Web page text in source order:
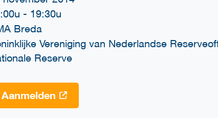
- 19:30u
Breda
Vereniging van Nederlandse
Reserve
Aanmelden